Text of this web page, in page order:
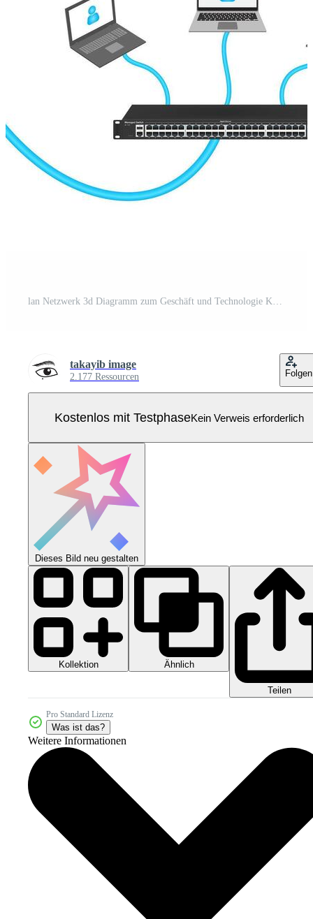
lan Netzwerk 3d Diagramm zum Geschäft und Technologie Konzept. wan von Computer Vernetzung. Pro Vektor
takayib image
2.177 Ressourcen Folgen
Kostenlos mit TestphaseKein Verweis erforderlich
Dieses Bild neu gestalten
Kollektion Ähnlich
Teilen
Pro Standard Lizenz
Was ist das?
Weitere Informationen